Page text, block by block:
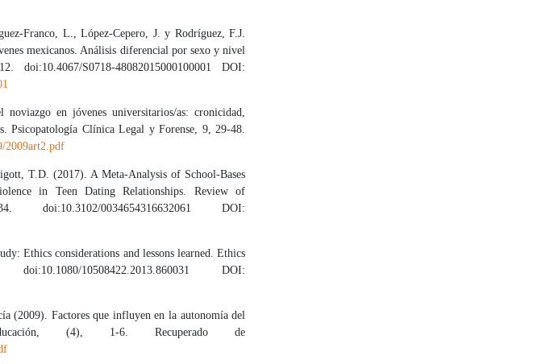
Franco, L., López-Cepero, J. y Rodríguez, F.J.
mexicanos. Análisis diferencial por sexo y nivel
S0718-48082015000100001 DOI:
en jóvenes universitarios/as: cronicidad,
Psicopatología Clínica Legal y Forense, 9, 29-48.
2009art2.pdf
T.D. (2017). A Meta-Analysis of School-Bases
in Teen Dating Relationships. Review of
0034654316632061 DOI:
Ethics considerations and lessons learned. Ethics
10508422.2013.860031 DOI:
(2009). Factores que influyen en la autonomía del
(4), 1-6. Recuperado de